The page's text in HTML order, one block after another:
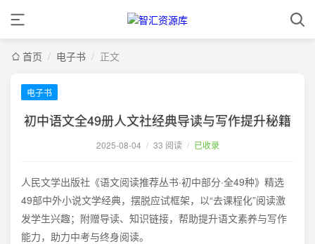
首页 / 电子书 / 正文
电子书
初中语文全49册人文社经典导读与写作提升秘籍
2025-08-04 / 33 阅读 / 已收录
人民文学出版社《语文阅读推荐丛书·初中部分·全49种》精选
49部中外小说文学经典，摆脱应试框架，以“去课程化”阅读激
发学生兴趣；附赠导读、知识链接，帮助提升语文素养与写作
能力，助力中考与终身阅读。